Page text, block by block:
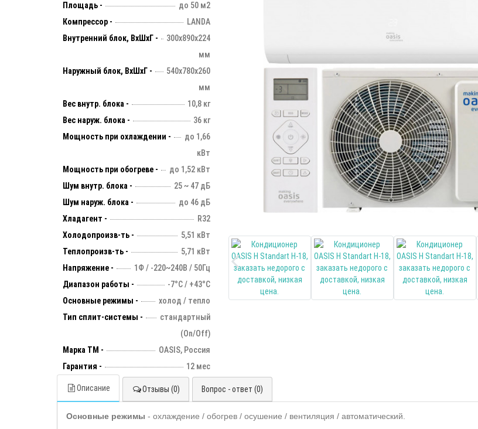
Площадь -
до 50 м2
Компрессор -
LANDA
Внутренний блок, ВхШхГ -
300х890х224
мм
Наружный блок, ВхШхГ -
540х780х260
мм
Вес внутр. блока -
10,8 кг
Вес наруж. блока -
36 кг
Мощность при охлаждении -
до 1,66
кВт
Мощность при обогреве -
до 1,52 кВт
Шум внутр. блока -
25 ~ 47 дБ
Шум наруж. блока -
до 46 дБ
Хладагент -
R32
Холодопроизв-ть -
5,51 кВт
Теплопроизв-ть -
5,71 кВт
Напряжение -
1Ф / -220~240В / 50Гц
Диапазон работы -
-7°С / +43°С
Основные режимы -
холод / тепло
Тип сплит-системы -
стандартный
(On/Off)
Марка ТМ -
OASIS, Россия
Гарантия -
12 мес
Описание Отзывы (0) Вопрос - ответ (0)
Основные режимы - охлаждение / обогрев / осушение / вентиляция / автоматический.